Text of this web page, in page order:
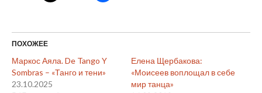
ПОХОЖЕЕ
Маркос Аяла. De Tango Y
Sombras – «Танго и тени»
23.10.2025
Елена Щербакова:
«Моисеев воплощал в себе
мир танца»